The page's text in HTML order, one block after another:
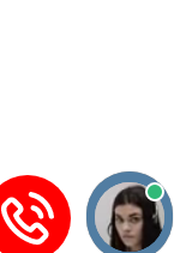
и с
Иркутской